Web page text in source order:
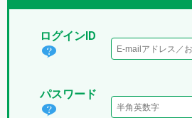
ログインID
ログ
IDと
パスワード
パス